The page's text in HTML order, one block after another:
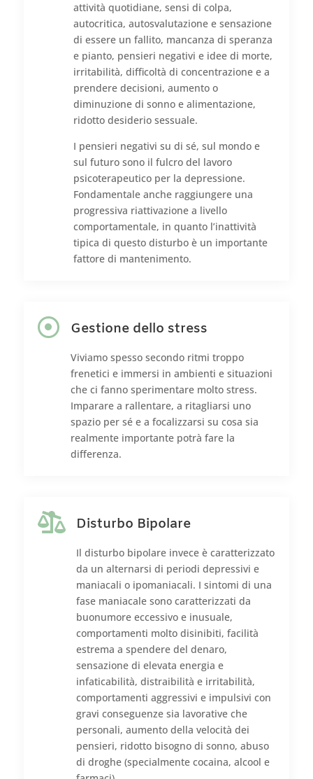
attività quotidiane, sensi di colpa,
autocritica, autosvalutazione e sensazione
di essere un fallito, mancanza di speranza
e pianto, pensieri negativi e idee di morte,
irritabilità, difficoltà di concentrazione e a
prendere decisioni, aumento o
diminuzione di sonno e alimentazione,
ridotto desiderio sessuale.
I pensieri negativi su di sé, sul mondo e
sul futuro sono il fulcro del lavoro
psicoterapeutico per la depressione.
Fondamentale anche raggiungere una
progressiva riattivazione a livello
comportamentale, in quanto l’inattività
tipica di questo disturbo è un importante
fattore di mantenimento.
 Gestione dello stress
Viviamo spesso secondo ritmi troppo
frenetici e immersi in ambienti e situazioni
che ci fanno sperimentare molto stress.
Imparare a rallentare, a ritagliarsi uno
spazio per sé e a focalizzarsi su cosa sia
realmente importante potrà fare la
differenza.
 Disturbo Bipolare
Il disturbo bipolare invece è caratterizzato
da un alternarsi di periodi depressivi e
maniacali o ipomaniacali. I sintomi di una
fase maniacale sono caratterizzati da
buonumore eccessivo e inusuale,
comportamenti molto disinibiti, facilità
estrema a spendere del denaro,
sensazione di elevata energia e
infaticabilità, distraibilità e irritabilità,
comportamenti aggressivi e impulsivi con
gravi conseguenze sia lavorative che
personali, aumento della velocità dei
pensieri, ridotto bisogno di sonno, abuso
di droghe (specialmente cocaina, alcool e